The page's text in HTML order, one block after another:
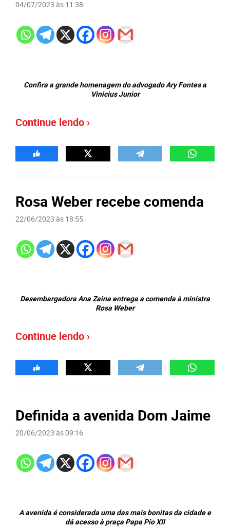
04/07/2023 às 11:38
Confira a grande homenagem do advogado Ary Fontes a
Vinicius Junior
Continue lendo ›
Rosa Weber recebe comenda
22/06/2023 às 18:55
Desembargadora Ana Zaina entrega a comenda à ministra
Rosa Weber
Continue lendo ›
Definida a avenida Dom Jaime
20/06/2023 às 09:16
A avenida é considerada uma das mais bonitas da cidade e
dá acesso à praça Papa Pio XII